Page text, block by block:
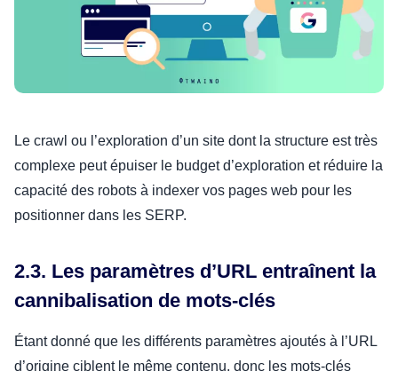
Le crawl ou l’exploration d’un site dont la structure est très
complexe peut épuiser le budget d’exploration et réduire la
capacité des robots à indexer vos pages web pour les
positionner dans les SERP.
2.3. Les paramètres d’URL entraînent la
cannibalisation de mots-clés
Étant donné que les différents paramètres ajoutés à l’URL
d’origine ciblent le même contenu, donc les mots-clés